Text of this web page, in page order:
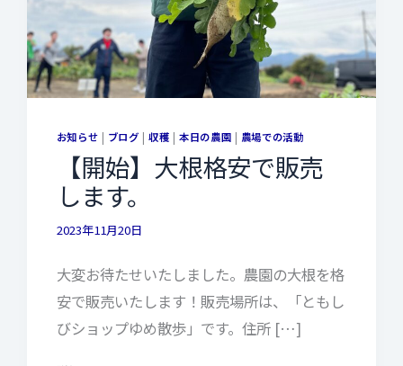
お知らせ | ブログ |収穫 |本日の農園 | 農場での活動
【開始】大根格安で販売
します。
2023年11月20日
大変お待たせいたしました。農園の大根を格
安で販売いたします！販売場所は、「ともし
びショップゆめ散歩」です。住所 […]